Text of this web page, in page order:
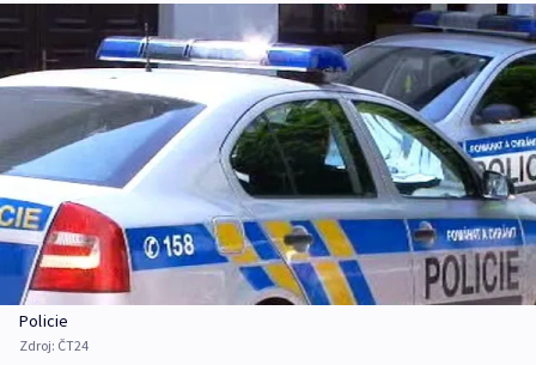
Policie
Zdroj: ČT24